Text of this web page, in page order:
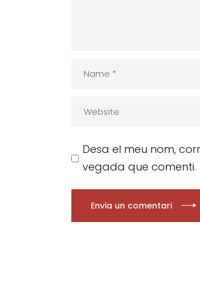
Desa el meu nom,
vegada que comenti.
Envia un comentari